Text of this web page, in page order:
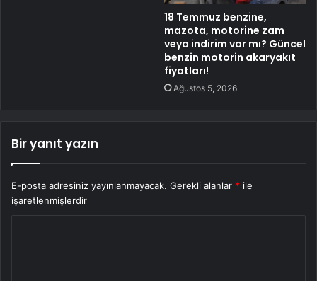
18 Temmuz benzine,
mazota, motorine zam
veya indirim var mı? Güncel
benzin motorin akaryakıt
fiyatları!
Ağustos 5, 2026
Bir yanıt yazın
E-posta adresiniz yayınlanmayacak. Gerekli alanlar * ile
işaretlenmişlerdir